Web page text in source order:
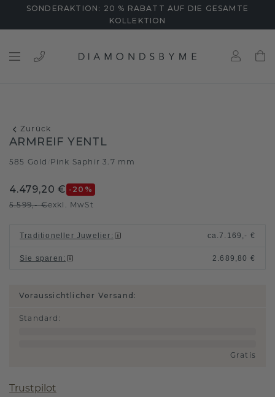
SONDERAKTION: 20 % RABATT AUF DIE GESAMTE
KOLLEKTION
Zurück
ARMREIF YENTL
585 Gold Pink Saphir 3.7 mm
4.479,20 € -20 %
5.599,- €exkl. MwSt
Traditioneller Juwelier : ca.7.169,- €
Sie sparen : 2.689,80 €
Voraussichtlicher Versand:
Standard :
Gratis
Trustpilot